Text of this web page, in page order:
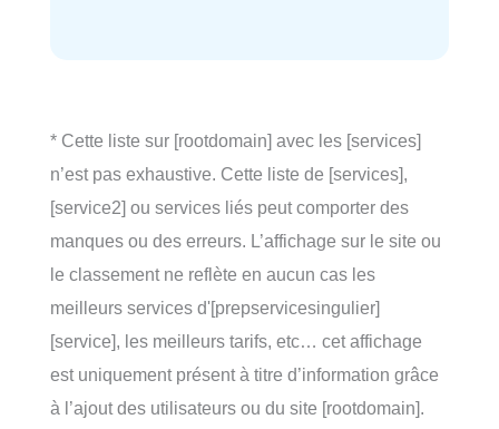
* Cette liste sur [rootdomain] avec les [services]
n’est pas exhaustive. Cette liste de [services],
[service2] ou services liés peut comporter des
manques ou des erreurs. L’affichage sur le site ou
le classement ne reflète en aucun cas les
meilleurs services d'[prepservicesingulier]
[service], les meilleurs tarifs, etc… cet affichage
est uniquement présent à titre d’information grâce
à l’ajout des utilisateurs ou du site [rootdomain].